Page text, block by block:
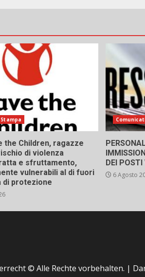
the Children, ragazze
di violenza
e sfruttamento,
vulnerabili al di fuori
di protezione
DEI
6 Agosto
© Alle Rechte vorbehalten. |